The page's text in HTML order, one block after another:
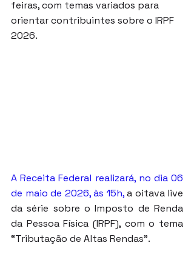
feiras, com temas variados para
orientar contribuintes sobre o IRPF
2026.
A Receita Federal realizará, no dia 06
de maio de 2026, às 15h, a oitava live
da série sobre o Imposto de Renda
da Pessoa Física (IRPF), com o tema
“Tributação de Altas Rendas”.